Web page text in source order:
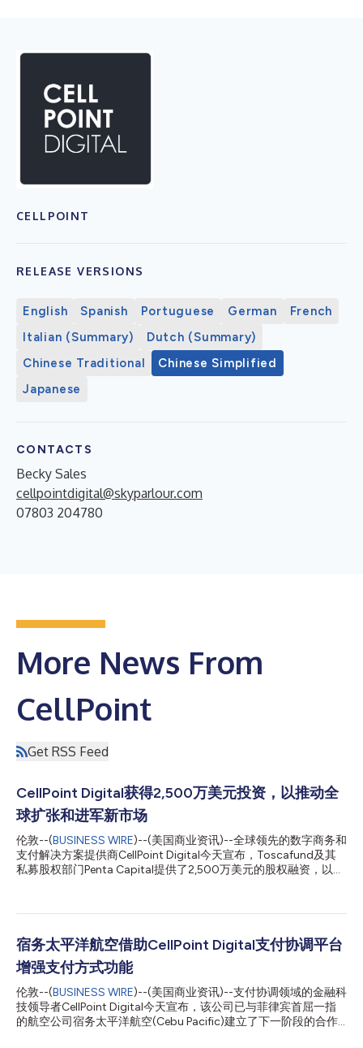
CELLPOINT
RELEASE VERSIONS
English Spanish Portuguese German
French
Italian (Summary)
Dutch (Summary)
Chinese Traditional
Chinese Simplified
Japanese
CONTACTS
Becky Sales
cellpointdigital@skyparlour.com
07803 204780
More News From
CellPoint
Get RSS Feed
CellPoint Digital获得2,500万美元投资，以推动全
球扩张和进军新市场
伦敦--(BUSINESS WIRE)--(美国商业资讯)--全球领先的数字商务和
支付解决方案提供商CellPoint Digital今天宣布，Toscafund及其
私募股权部门Penta Capital提供了2,500万美元的股权融资，以巩
对公司进行了一系列投资，投资总额超过5,600万美元。这也标志
者，CellPoint Digital目前正在为零售、游戏、加密和数字内容等
新市场提供平台。 通过协调跨地区和支付方式的支付，CellPoint
Digital允许商户采用多收单机构支付模式，从而开辟了新的增长机
会。CellPoint Digital利用智能路由、增加授权和提供系统正常运
行时间透明度，帮助增加总销售收入，并降低接受跨境支付的运营
成本。CellPoint Digital还提供无摩擦的支付体验，增加结账时的
价值，无论客户身处世界何方，都可以为他们提供想要使用的支付
宿务太平洋航空借助CellPoint Digital支付协调平台
增强支付方式功能
伦敦--(BUSINESS WIRE)--(美国商业资讯)--支付协调领域的金融科
技领导者CellPoint Digital今天宣布，该公司已与菲律宾首屈一指
的航空公司宿务太平洋航空(Cebu Pacific)建立了下一阶段的合作